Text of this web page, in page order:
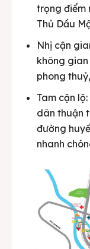
trọng điểm
Thủ Dầu
Nhị cận
không
phong
Tam cận
dân thuận
đường
nhanh